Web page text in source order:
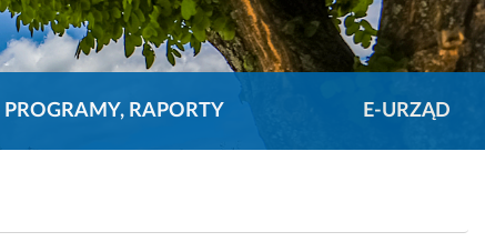
PROGRAMY, RAPORTY E-URZĄD